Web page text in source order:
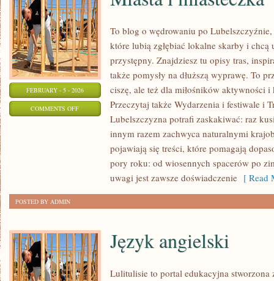
FEBRUARY - 5 - 2026
COMMENTS OFFON
MIASTECZKA
To blog o wędrowaniu po
które lubią zgłębiać lokalne skarby i chcą
przystępny. Znajdziesz tu opisy tras,
także pomysły na dłuższą wyprawę. To
ciszę, ale też dla miłośników aktywności
Przeczytaj także Wydarzenia i festiwale i
Lubelszczyzna potrafi zaskakiwać: raz
innym razem zachwyca naturalnymi
pojawiają się treści, które pomagają
pory roku: od wiosennych spacerów po
uwagi jest zawsze doświadczenie [ Read
POSTED BY ADMIN
Język angielski
Lulitulisie to portal edukacyjna stworzona